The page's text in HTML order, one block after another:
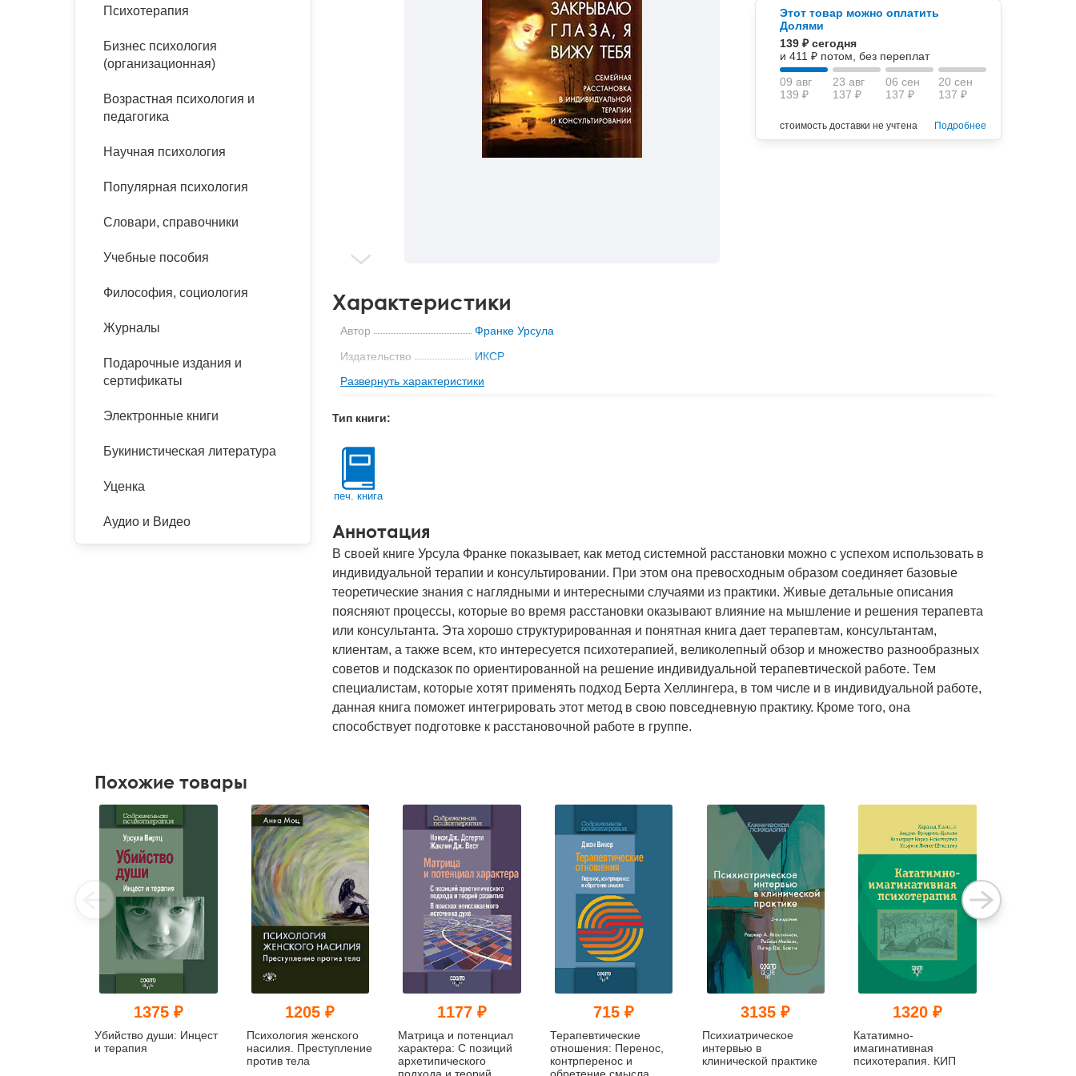
панические атаки
Психодрама
Сказкотерапия
психотерапии
Классический, эриксоновский
эргономика
Социальная психология
Психология развития
организационная психология
психоанализ
Этот товар можно оплатить
Долями
139 ₽ сегодня
и 411 ₽ потом, без переплат
09 авг
139 ₽
23 авг
137 ₽
06 сен
137 ₽
20 сен
137 ₽
стоимость доставки не учтена Подробнее
Характеристики
Автор
Франке Урсула
Издательство
ИКСР
Вес
0.35 кг
Год
ISBN
Развернуть характеристики
Тип книги:
печ. книга
Аннотация
В своей книге Урсула Франке показывает, как метод системной расстановки можно с успехом использовать в
индивидуальной терапии и консультировании. При этом она превосходным образом соединяет базовые
теоретические знания с наглядными и интересными случаями из практики. Живые детальные описания
поясняют процессы, которые во время расстановки оказывают влияние на мышление и решения терапевта
или консультанта. Эта хорошо структурированная и понятная книга дает терапевтам, консультантам,
клиентам, а также всем, кто интересуется психотерапией, великолепный обзор и множество разнообразных
советов и подсказок по ориентированной на решение индивидуальной терапевтической работе. Тем
специалистам, которые хотят применять подход Берта Хеллингера, в том числе и в индивидуальной работе,
данная книга поможет интегрировать этот метод в свою повседневную практику. Кроме того, она
способствует подготовке к расстановочной работе в группе.
Психотерапия
Бизнес психология
(организационная)
Возрастная психология и
педагогика
Научная психология
Популярная психология
Словари, справочники
Учебные пособия
Философия, социология
Журналы
Подарочные издания и
сертификаты
Электронные книги
Букинистическая литература
Уценка
Аудио и Видео
Похожие товары
1375 ₽
Убийство души: Инцест
и терапия
1205 ₽
Психология женского
насилия. Преступление
против тела
1177 ₽
Матрица и потенциал
характера: С позиций
архетипического
715 ₽
Терапевтические
отношения: Перенос,
контрперенос и
3135 ₽
Психиатрическое
интервью в
клинической практике
1320 ₽
Кататимно-
имагинативная
психотерапия. КИП